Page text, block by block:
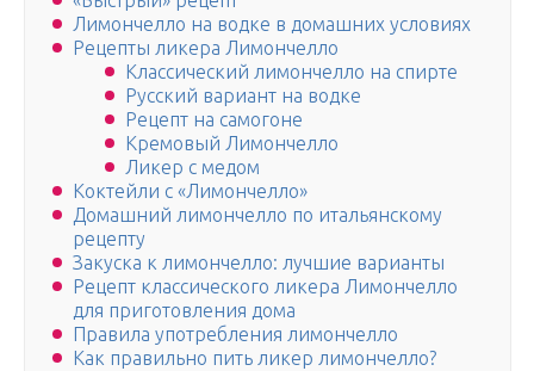
Лимончелло на водке в домашних условиях
Рецепты ликера Лимончелло
Классический лимончелло на спирте
Русский вариант на водке
Рецепт на самогоне
Кремовый Лимончелло
Ликер с медом
Коктейли с «Лимончелло»
Домашний лимончелло по итальянскому
рецепту
Закуска к лимончелло: лучшие варианты
Рецепт классического ликера Лимончелло
для приготовления дома
Правила употребления лимончелло
Как правильно пить ликер лимончелло?